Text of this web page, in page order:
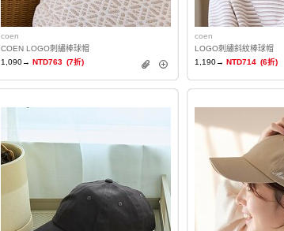
coen
COEN LOGO刺繡棒球帽
1,090→ NTD763 (7折)
coen
LOGO刺繡斜紋棒球帽
1,190→ NTD714 (6折)